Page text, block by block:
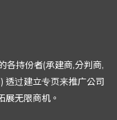
各持份者(承建商,分判商,
透过建立专页来推广公司
展无限商机。